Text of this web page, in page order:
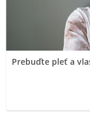
Prebuďte pleť a